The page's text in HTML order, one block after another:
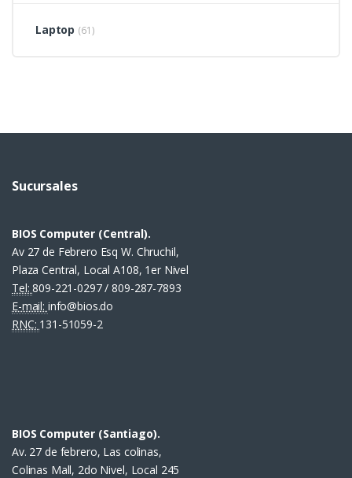
Laptop (61)
Sucursales
BIOS Computer (Central).
Av 27 de Febrero Esq W. Chruchil,
Plaza Central, Local A108, 1er Nivel
Tel:809-221-0297 / 809-287-7893
E-mail: info@bios.do
RNC: 131-51059-2
BIOS Computer (Santiago).
Av. 27 de febrero, Las colinas,
Colinas Mall, 2do Nivel, Local 245